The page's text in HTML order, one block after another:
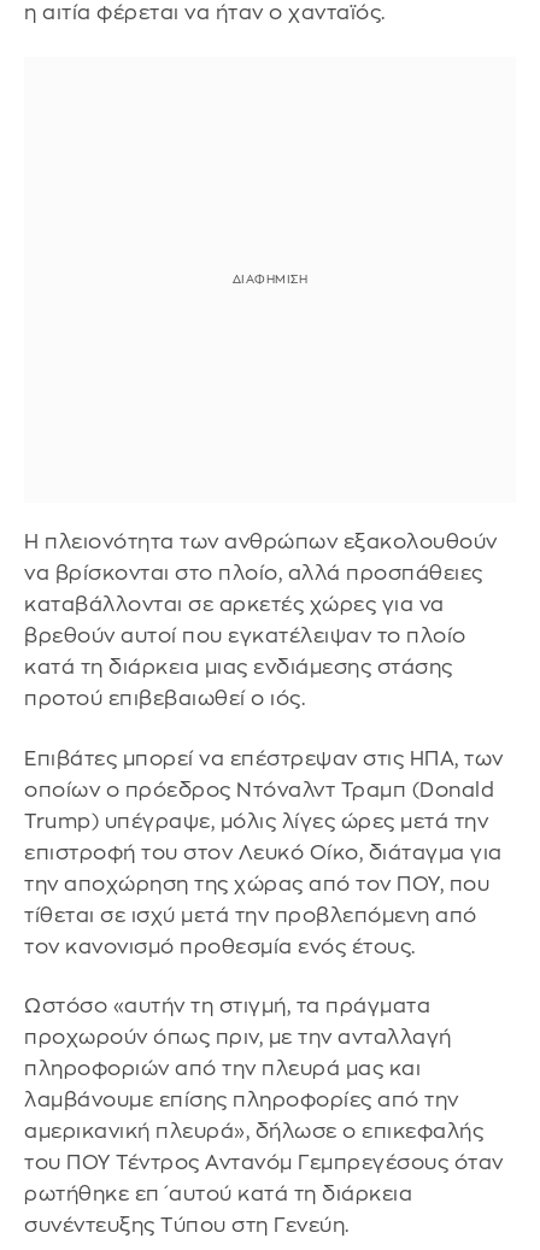
η αιτία φέρεται να ήταν ο χανταϊός.
Η πλειονότητα των ανθρώπων εξακολουθούν
να βρίσκονται στο πλοίο, αλλά προσπάθειες
καταβάλλονται σε αρκετές χώρες για να
βρεθούν αυτοί που εγκατέλειψαν το πλοίο
κατά τη διάρκεια μιας ενδιάμεσης στάσης
προτού επιβεβαιωθεί ο ιός.
Επιβάτες μπορεί να επέστρεψαν στις ΗΠΑ, των
οποίων ο πρόεδρος Ντόναλντ Τραμπ (Donald
Trump) υπέγραψε, μόλις λίγες ώρες μετά την
επιστροφή του στον Λευκό Οίκο, διάταγμα για
την αποχώρηση της χώρας από τον ΠΟΥ, που
τίθεται σε ισχύ μετά την προβλεπόμενη από
τον κανονισμό προθεσμία ενός έτους.
Ωστόσο «αυτήν τη στιγμή, τα πράγματα
προχωρούν όπως πριν, με την ανταλλαγή
πληροφοριών από την πλευρά μας και
λαμβάνουμε επίσης πληροφορίες από την
αμερικανική πλευρά», δήλωσε ο επικεφαλής
του ΠΟΥ Τέντρος Αντανόμ Γεμπρεγέσους όταν
ρωτήθηκε επ΄αυτού κατά τη διάρκεια
συνέντευξης Τύπου στη Γενεύη.